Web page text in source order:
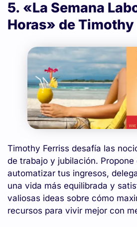
5. «La Semana
Horas» de
Timothy Ferriss desafía las
de trabajo y jubilación.
automatizar tus ingresos,
una vida más equilibrada y
valiosas ideas sobre cómo
recursos para vivir mejor con